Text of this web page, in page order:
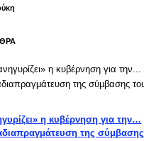
η κυβέρνηση για την…
της